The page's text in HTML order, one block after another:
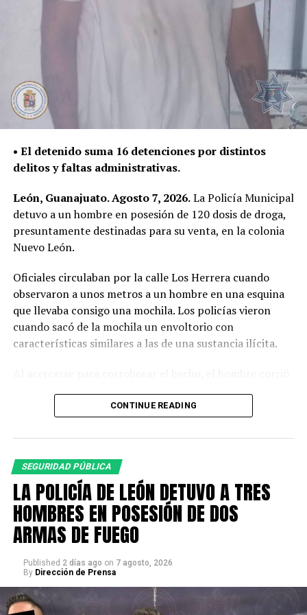
• El detenido suma 16 detenciones por distintos
delitos y faltas administrativas.
León, Guanajuato. Agosto 7, 2026.La Policía Municipal
detuvo a un hombre en posesión de 120 dosis de droga,
presuntamente destinadas para su venta, en la colonia
Nuevo León.
Oficiales circulaban por la calle Los Herrera cuando
observaron a unos metros a un hombre en una esquina
que llevaba consigo una mochila. Los policías vieron
cuando sacó de la mochila un envoltorio con
características similares a las de una sustancia ilícita.
agentes descendieron de la unidad y fueron tras él.
A la altura de la calle Montemorelos lograron detenerlo.
una inspección a su persona y pertenencias, en la que
fueron localizados 90 envoltorios con piedra base y 30
dosis de cristal.
La persona fue identificada como Iván Alejandro “N”,
Al consultar el registro de detenidos de la Secretaría de
Seguridad, Prevención y Protección Ciudadana, se
CONTINUE READING
SEGURIDAD PÚBLICA
LA POLICÍA DE LEÓN DETUVO A TRES
HOMBRES EN POSESIÓN DE DOS
ARMAS DE FUEGO
Published 2 días ago on 7 agosto, 2026
By Dirección de Prensa